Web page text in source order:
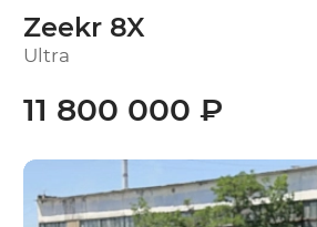
Zeekr 8X
Ultra
11 800 000 ₽